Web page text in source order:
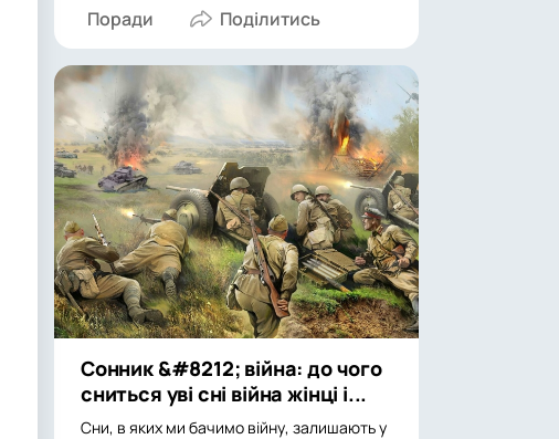
Поради
Сонник &#8212; війна: до чого
сниться уві сні війна жінці і...
Сни, в яких ми бачимо війну, залишають у